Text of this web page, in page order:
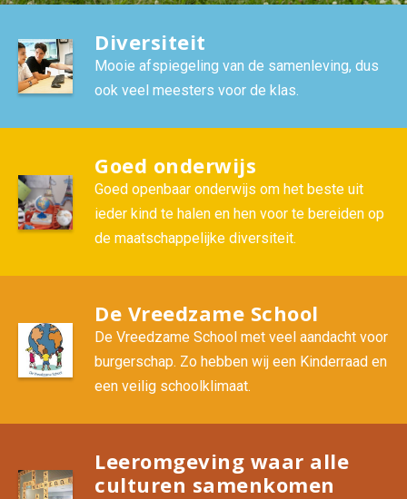
Diversiteit
Mooie afspiegeling van de samenleving, dus
ook veel meesters voor de klas.
Goed onderwijs
Goed openbaar onderwijs om het beste uit
ieder kind te halen en hen voor te bereiden op
de maatschappelijke diversiteit.
De Vreedzame School
De Vreedzame School met veel aandacht voor
burgerschap. Zo hebben wij een Kinderraad en
een veilig schoolklimaat.
Leeromgeving waar alle
culturen samenkomen